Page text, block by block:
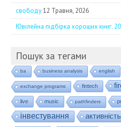
свободу 12 Травня, 2026
Ювілейна підбірка хороших книг.
Пошук за тегами
ba business analysis english
exchange programs fintech
live music pathfinders
інвестування активність